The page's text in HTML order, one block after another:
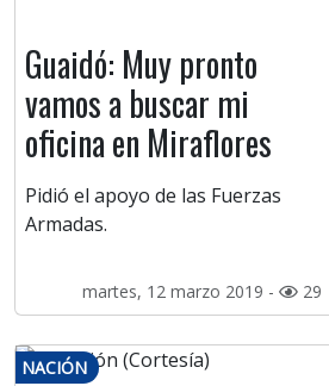
Guaidó: Muy pronto
vamos a buscar mi
oficina en Miraflores
Pidió el apoyo de las Fuerzas
Armadas.
martes, 12 marzo 2019 - 29
NACIÓN